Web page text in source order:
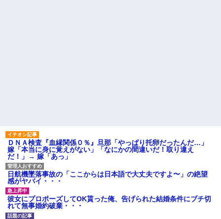
果・・・
私「初めて飲む味だけどなん
のお茶？」彼「ちっ！」私「」
【GIF】JSのカンチョーワロ
タ
後続車にクラクションを鳴ら
され彼氏が逆切れ。「何クラク
ション鳴らしてんだ！降りてこ
いよ！」と怒鳴りだし...
【衝撃】報酬100万円超の治験
ＤＮＡ検査『血縁関係０％』旦那「やっぱり托卵だったんだ…」
嫁「本当に身に覚えがない」「なにかの間違いだ！取り違え
だ！」→ 嫁「あっ」
日航機墜落事故の「ここからは日本語で大丈夫ですよ〜」の絶望
感がヤバイ・・・
彼女にプロポーズしてOK貰った俺、告げられた結婚条件にブチ切
れて無事婚約破棄・・・